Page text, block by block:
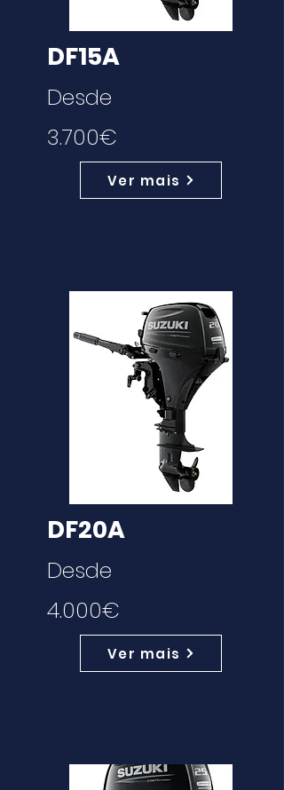
DF15A
Desde
3.700€
Ver mais
DF20A
Desde
4.000€
Ver mais